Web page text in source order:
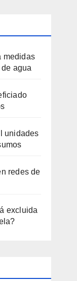
medidas
agua
unidades
redes de
excluida